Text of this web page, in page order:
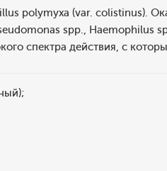
polymyxa (var. colistinus).
spp., Haemophilus
спектра действия, с